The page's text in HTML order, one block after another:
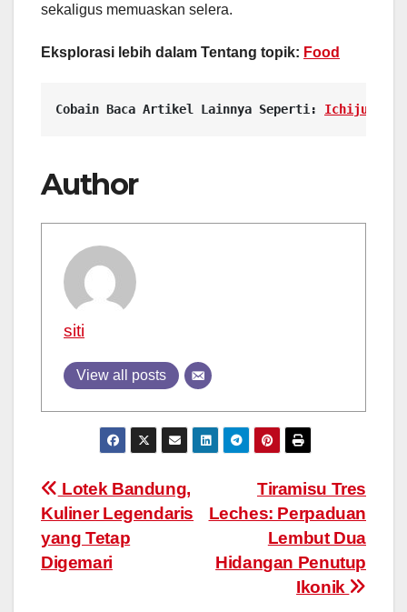
sekaligus memuaskan selera.
Eksplorasi lebih dalam Tentang topik: Food
Cobain Baca Artikel Lainnya Seperti: Ichiju
Author
siti
View all posts
Post
navigation
Tiramisu Tres
Leches: Perpaduan
Lembut Dua
Hidangan Penutup
Ikonik
Lotek Bandung,
Kuliner Legendaris
yang Tetap
Digemari